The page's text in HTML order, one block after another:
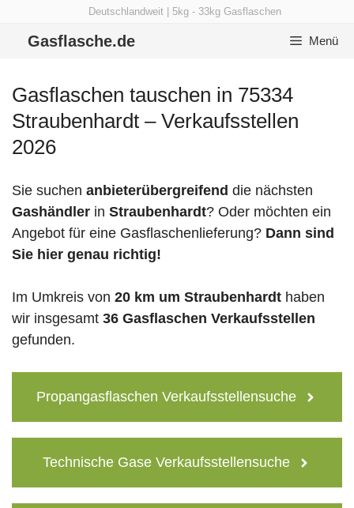
Deutschlandweit | 5kg - 33kg Gasflaschen
Gasflasche.de Menü
Gasflaschen tauschen in 75334
Straubenhardt – Verkaufsstellen
2026
Sie suchen anbieterübergreifend die nächsten
Gashändler in Straubenhardt? Oder möchten ein
Angebot für eine Gasflaschenlieferung? Dann sind
Sie hier genau richtig!
Im Umkreis von 20 km um Straubenhardt haben
wir insgesamt 36 Gasflaschen Verkaufsstellen
gefunden.
Propangasflaschen Verkaufsstellensuche
Technische Gase Verkaufsstellensuche